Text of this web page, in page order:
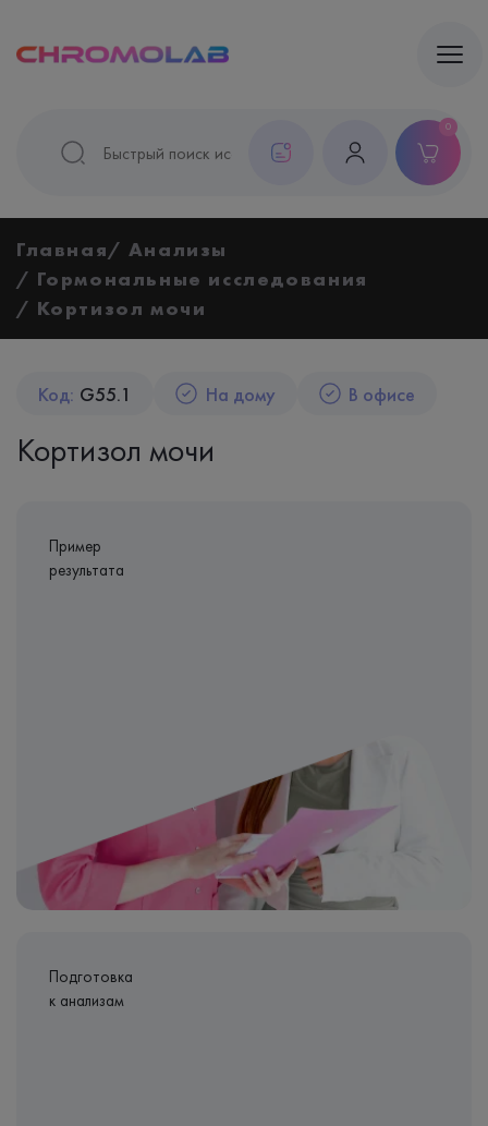
0
Главная
Анализы
Гормональные исследования
Кортизол мочи
Код: G55.1 На дому В офисе
Кортизол мочи
Пример
результата
Подготовка
к анализам